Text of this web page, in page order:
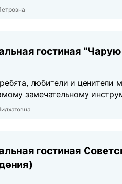
гостиная
любители и ценители
замечательному
гостиная